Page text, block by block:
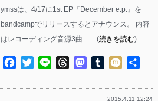
ymssは、4/17に1st EP『December e.p.』を
bandcampでリリースするとアナウンス。 内容
はレコーディング音源3曲……(続きを読む)
Facebook
TwitterLine ThreadsMastodon
Tumblr
Mixi
2015.4.11 12:24